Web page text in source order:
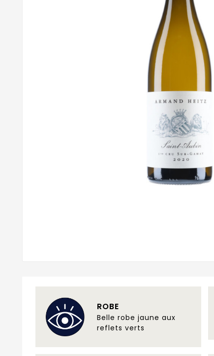
ROBE
Belle robe jaune aux
reflets verts